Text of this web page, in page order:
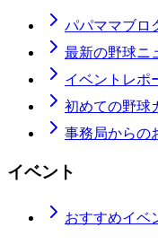
パパママブロ
最新の野球ニ
イベントレポ
初めての野球
事務局からの
イベント
おすすめイベ